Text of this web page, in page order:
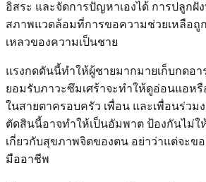
อิสระ และจัดการปัญหาเองได้ การปลูกฝั
สภาพแวดล้อมที่การขอความช่วยเหลือถู
เหลวของความเป็นชาย
แรงกดดันนี้ทำให้ผู้ชายมากมายเก็บกดอ
ยอมรับภาวะซึมเศร้าจะทำให้ดูอ่อนแอห
ในสายตาครอบครัว เพื่อน และเพื่อนร่วม
ตัดสินนี้อาจทำให้เป็นอัมพาต ป้องกันไม่ใ
เกี่ยวกับสุขภาพจิตของตน อย่าว่าแต่จะข
มืออาชีพ